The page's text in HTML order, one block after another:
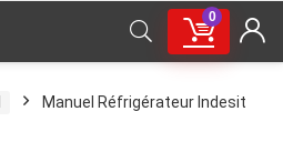
0
Manuel Réfrigérateur Indesit